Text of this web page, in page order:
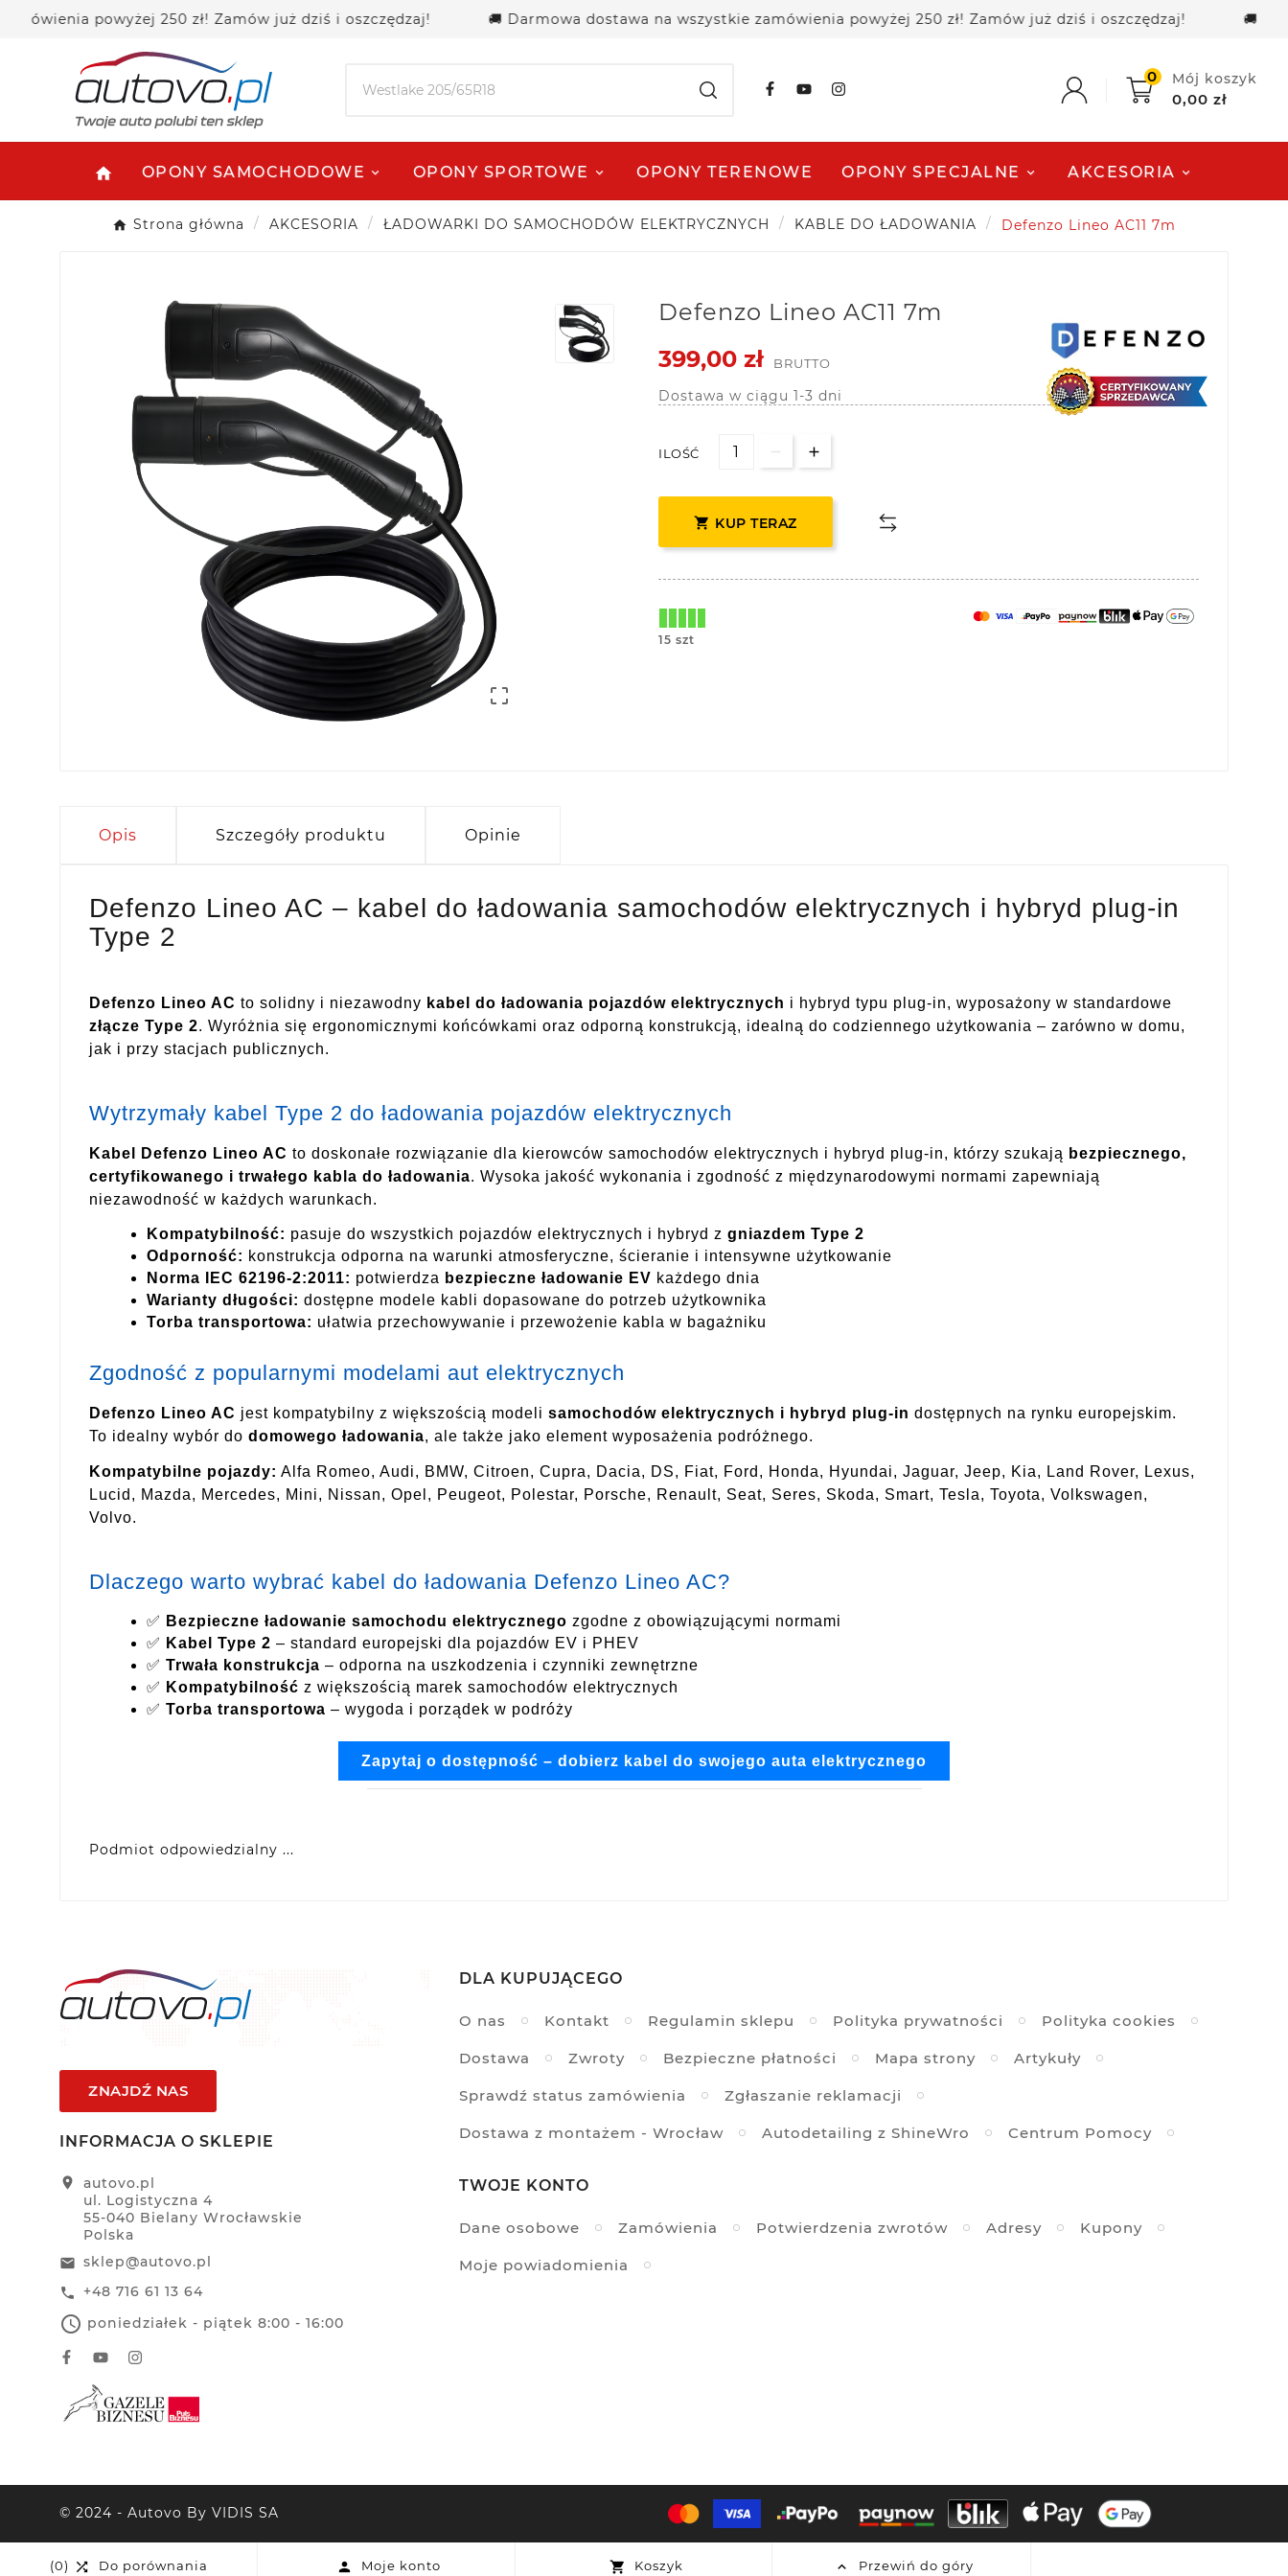
powyżej 250 zł! Zamów już dziś i oszczędzaj! 🚚 Darmowa dostawa na wszystkie zamówienia powyżej 250 zł! Zamów już dziś i oszczędzaj! 🚚
0 Mój koszyk
0,00 zł
home OPONY SAMOCHODOWE OPONY SPORTOWE OPONY TERENOWE OPONY SPECJALNE AKCESORIA
Strona główna AKCESORIA ŁADOWARKI DO SAMOCHODÓW ELEKTRYCZNYCH KABLE DO ŁADOWANIA Defenzo Lineo AC11 7m

Defenzo Lineo AC11 7m
399,00 zł
BRUTTO
Dostawa w ciągu 1-3 dni
ILOŚĆ
 KUP TERAZ
15 szt
Opis Szczegóły produktu Opinie
Defenzo Lineo AC – kabel do ładowania samochodów elektrycznych i hybryd plug-in
Type 2
Defenzo Lineo AC to solidny i niezawodny kabel do ładowania pojazdów elektrycznych i hybryd typu plug-in, wyposażony w standardowe
złącze Type 2. Wyróżnia się ergonomicznymi końcówkami oraz odporną konstrukcją, idealną do codziennego użytkowania – zarówno w domu,
jak i przy stacjach publicznych.
Wytrzymały kabel Type 2 do ładowania pojazdów elektrycznych
Kabel Defenzo Lineo AC to doskonałe rozwiązanie dla kierowców samochodów elektrycznych i hybryd plug-in, którzy szukają bezpiecznego,
certyfikowanego i trwałego kabla do ładowania. Wysoka jakość wykonania i zgodność z międzynarodowymi normami zapewniają
niezawodność w każdych warunkach.
Kompatybilność: pasuje do wszystkich pojazdów elektrycznych i hybryd z gniazdem Type 2
Odporność: konstrukcja odporna na warunki atmosferyczne, ścieranie i intensywne użytkowanie
Norma IEC 62196-2:2011: potwierdza bezpieczne ładowanie EV każdego dnia
Warianty długości: dostępne modele kabli dopasowane do potrzeb użytkownika
Torba transportowa: ułatwia przechowywanie i przewożenie kabla w bagażniku
Zgodność z popularnymi modelami aut elektrycznych
Defenzo Lineo AC jest kompatybilny z większością modeli samochodów elektrycznych i hybryd plug-in dostępnych na rynku europejskim.
To idealny wybór do domowego ładowania, ale także jako element wyposażenia podróżnego.
Kompatybilne pojazdy: Alfa Romeo, Audi, BMW, Citroen, Cupra, Dacia, DS, Fiat, Ford, Honda, Hyundai, Jaguar, Jeep, Kia, Land Rover, Lexus,
Lucid, Mazda, Mercedes, Mini, Nissan, Opel, Peugeot, Polestar, Porsche, Renault, Seat, Seres, Skoda, Smart, Tesla, Toyota, Volkswagen,
Volvo.
Dlaczego warto wybrać kabel do ładowania Defenzo Lineo AC?
✅ Bezpieczne ładowanie samochodu elektrycznego zgodne z obowiązującymi normami
✅ Kabel Type 2 – standard europejski dla pojazdów EV i PHEV
✅ Trwała konstrukcja – odporna na uszkodzenia i czynniki zewnętrzne
✅ Kompatybilność z większością marek samochodów elektrycznych
✅ Torba transportowa – wygoda i porządek w podróży
Zapytaj o dostępność – dobierz kabel do swojego auta elektrycznego
Podmiot odpowiedzialny ...
ZNAJDŹ NAS
INFORMACJA O SKLEPIE
location_on
autovo.pl
ul. Logistyczna 4
55-040 Bielany Wrocławskie
Polska
email sklep@autovo.pl
call +48 716 61 13 64
access_time poniedziałek - piątek 8:00 - 16:00
DLA KUPUJĄCEGO
O nas Kontakt Regulamin sklepu Polityka prywatności Polityka cookies
Dostawa Zwroty Bezpieczne płatności Mapa strony Artykuły
Sprawdź status zamówienia Zgłaszanie reklamacji
Dostawa z montażem - Wrocław Autodetailing z ShineWro Centrum Pomocy
TWOJE KONTO
Dane osobowe Zamówienia Potwierdzenia zwrotów Adresy Kupony
Moje powiadomienia
© 2024 - Autovo By VIDIS SA
(0)  Do porównania  Moje konto  Koszyk  Przewiń do góry